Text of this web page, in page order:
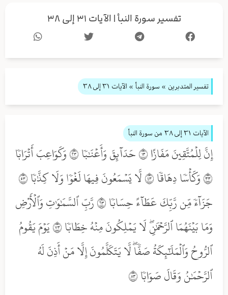
تفسير سورة النبأ | الآيات ٣١ إلى ٣٨
تفسير المتدبرين » سورة النبأ » الآيات ٣١ إلى ٣٨
الآيات ٣١ إلى ٣٨ من سورة النبأ
إِنَّ لِلۡمُتَّقِينَ مَفَازًا ٣١ حَدَآئِقَ وَأَعۡنَٰبٗا ٣٢ وَكَوَاعِبَ أَتۡرَابٗا
٣٣ وَكَأۡسٗا دِهَاقٗا ٣٤ لَّا يَسۡمَعُونَ فِيهَا لَغۡوٗا وَلَا كِذَّٰبٗا ٣٥
جَزَآءٗ مِّن رَّبِّكَ عَطَآءً حِسَابٗا ٣٦ رَّبِّ ٱلسَّمَٰوَٰتِ وَٱلۡأَرۡضِ
وَمَا بَيۡنَهُمَا ٱلرَّحۡمَٰنِۖ لَا يَمۡلِكُونَ مِنۡهُ خِطَابٗا ٣٧ يَوۡمَ يَقُومُ
ٱلرُّوحُ وَٱلۡمَلَٰٓئِكَةُ صَفّٗاۖ لَّا يَتَكَلَّمُونَ إِلَّا مَنۡ أَذِنَ لَهُ
ٱلرَّحۡمَٰنُ وَقَالَ صَوَابٗا ٣٨